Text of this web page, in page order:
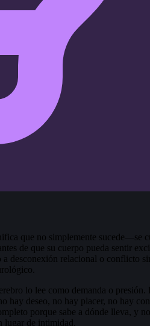
que no simplemente sucede—se
de que su cuerpo pueda sentir
desconexión relacional o conflicto
lo lee como demanda o presión.
deseo, no hay placer, no hay
porque sabe a dónde lleva, y
lugar de intimidad.